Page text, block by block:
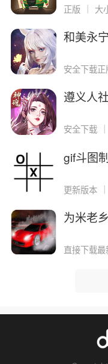
正版 ｜ 大
和美永
安全下载正
遵义人
安全下载
gif斗图
更新版本 ｜
为米老
直接下载最